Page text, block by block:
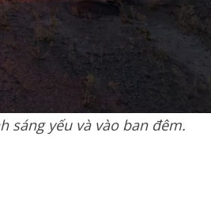
sáng yếu và vào ban đêm.